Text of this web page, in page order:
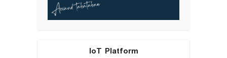
IoT Platform